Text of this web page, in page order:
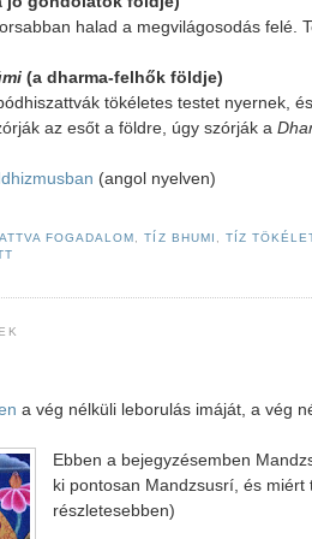
halad a megvilágosodás felé.
(a dharma-felhők földje)
tökéletes testet nyernek,
az esőt a földre, úgy szórják a
(angol nyelven)
FOGADALOM ,TÍZ BHUMI
TÍZ
a vég nélküli leborulás imáját, a vég
Ebben a bejegyzésemben
ki pontosan Mandzsusrí, és
részletesebben)